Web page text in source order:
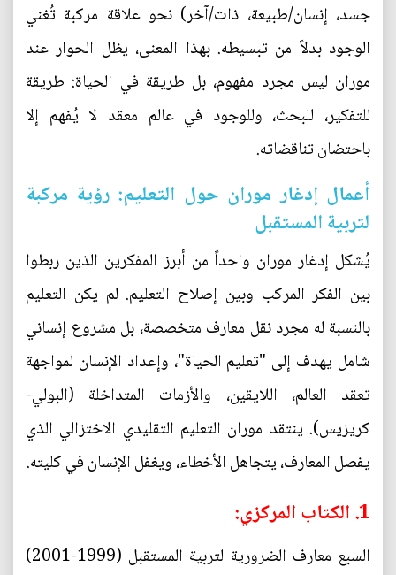
جسد، إنسان/طبيعة، ذات/آخر) نحو علاقة مركبة تُغني
الوجود بدلاً من تبسيطه. بهذا المعنى، يظل الحوار عند
موران ليس مجرد مفهوم، بل طريقة في الحياة: طريقة
للتفكير، للبحث، وللوجود في عالم معقد لا يُفهم إلا
باحتضان تناقضاته.
أعمال إدغار موران حول التعليم: رؤية مركبة
لتربية المستقبل
يُشكل إدغار موران واحداً من أبرز المفكرين الذين ربطوا
بين الفكر المركب وبين إصلاح التعليم. لم يكن التعليم
بالنسبة له مجرد نقل معارف متخصصة، بل مشروع إنساني
شامل يهدف إلى "تعليم الحياة"، وإعداد الإنسان لمواجهة
تعقد العالم، اللايقين، والأزمات المتداخلة (البولي-
كريزيس). ينتقد موران التعليم التقليدي الاختزالي الذي
يفصل المعارف، يتجاهل الأخطاء، ويغفل الإنسان في كليته.
1. الكتاب المركزي:
السبع معارف الضرورية لتربية المستقبل (1999-2001)